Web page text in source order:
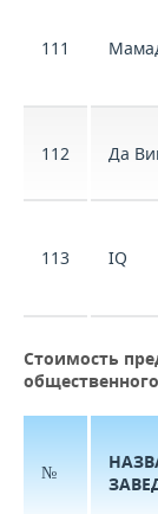
111
112 Да
113 IQ
Стоимость
№